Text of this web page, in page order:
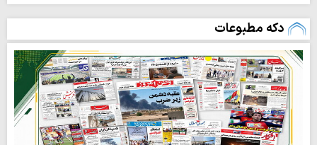
دکه مطبوعات